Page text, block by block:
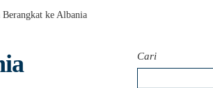
ke Albania
Cari